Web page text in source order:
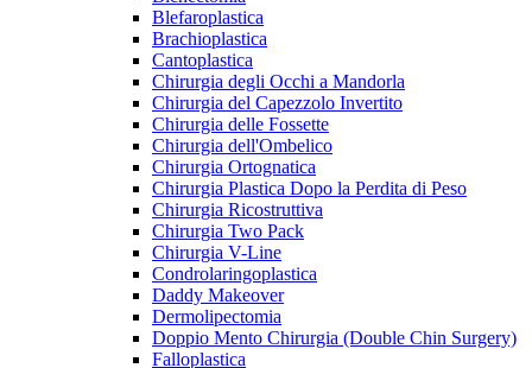
Blefaroplastica
Brachioplastica
Cantoplastica
Chirurgia degli Occhi a Mandorla
Chirurgia del Capezzolo Invertito
Chirurgia delle Fossette
Chirurgia dell'Ombelico
Chirurgia Ortognatica
Chirurgia Plastica Dopo la Perdita di Peso
Chirurgia Ricostruttiva
Chirurgia Two Pack
Chirurgia V-Line
Condrolaringoplastica
Daddy Makeover
Dermolipectomia
Doppio Mento Chirurgia (Double Chin Surgery)
Falloplastica